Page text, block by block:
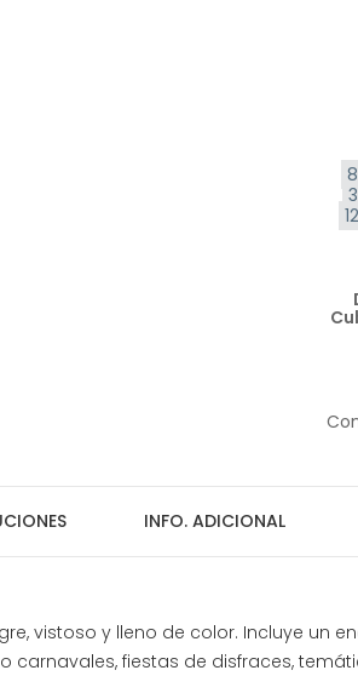
INFO. ADICIONAL
vistoso y lleno de color. Incluye
carnavales, fiestas de disfraces,